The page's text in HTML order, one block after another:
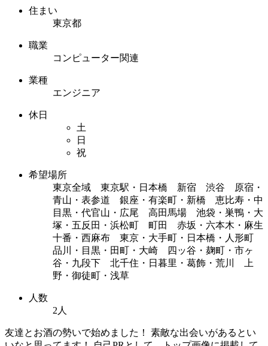
住まい
東京都
職業
コンピューター関連
業種
エンジニア
休日
土
日
祝
希望場所
東京全域 東京駅・日本橋 新宿 渋谷 原宿・
青山・表参道 銀座・有楽町・新橋 恵比寿・中
目黒・代官山・広尾 高田馬場 池袋・巣鴨・大
塚・五反田・浜松町 町田 赤坂・六本木・麻生
十番・西麻布 東京・大手町・日本橋・人形町
品川・目黒・田町・大崎 四ッ谷・麹町・市ヶ
谷・九段下 北千住・日暮里・葛飾・荒川 上
野・御徒町・浅草
人数
2人
友達とお酒の勢いで始めました！ 素敵な出会いがあるとい